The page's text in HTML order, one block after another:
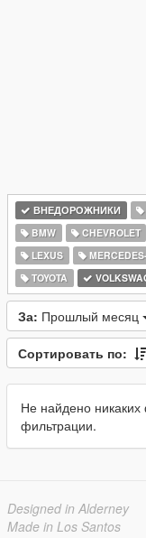
ВНЕДОРОЖНИКИ
BMW
CHEVROLET
LEXUS
TOYOTA
За: Прошлый месяц
Сортировать по:
Не найдено
фильтрации.
Designed in Alderney
Made in Los Santos